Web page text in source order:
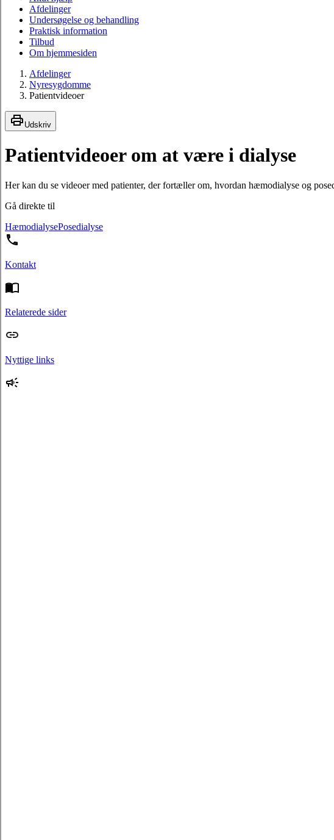
Afdelinger
Undersøgelse og behandling
Praktisk information
Tilbud
Om hjemmesiden
Afdelinger
Nyresygdomme
Patientvideoer
Udskriv
Patientvideoer om at være i dialyse
Her kan du se videoer med patienter, der fortæller om, hvordan hæmodialyse og
Gå direkte til
HæmodialysePosedialyse
Kontakt
Relaterede sider
Nyttige links